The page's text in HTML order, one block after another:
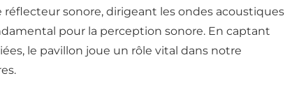
réflecteur sonore, dirigeant les ondes acoustiques
pour la perception sonore. En captant
le pavillon joue un rôle vital dans notre